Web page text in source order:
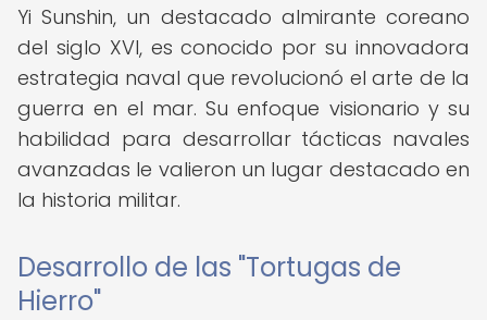
Yi Sunshin, un destacado almirante coreano
del siglo XVI, es conocido por su innovadora
estrategia naval que revolucionó el arte de la
guerra en el mar. Su enfoque visionario y su
habilidad para desarrollar tácticas navales
avanzadas le valieron un lugar destacado en
la historia militar.
Desarrollo de las "Tortugas de
Hierro"